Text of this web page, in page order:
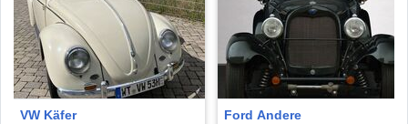
VW Käfer Ford Andere